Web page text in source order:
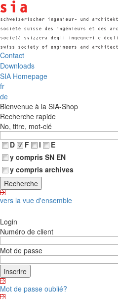
Contact
Downloads
SIA Homepage
fr
de
Bienvenue à la SIA-Shop
Recherche rapide
No, titre, mot-clé
D
F I
E
y compris SN EN
y compris archives
vers la vue d'ensemble
Login
Numéro de client
Mot de passe
Mot de passe oublié?